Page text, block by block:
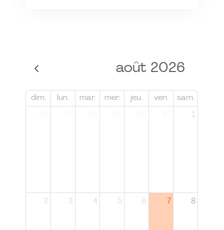
août 2026
dim. lun. mar. mer. jeu. ven. sam.
1
2 3 4 5 6 7 8